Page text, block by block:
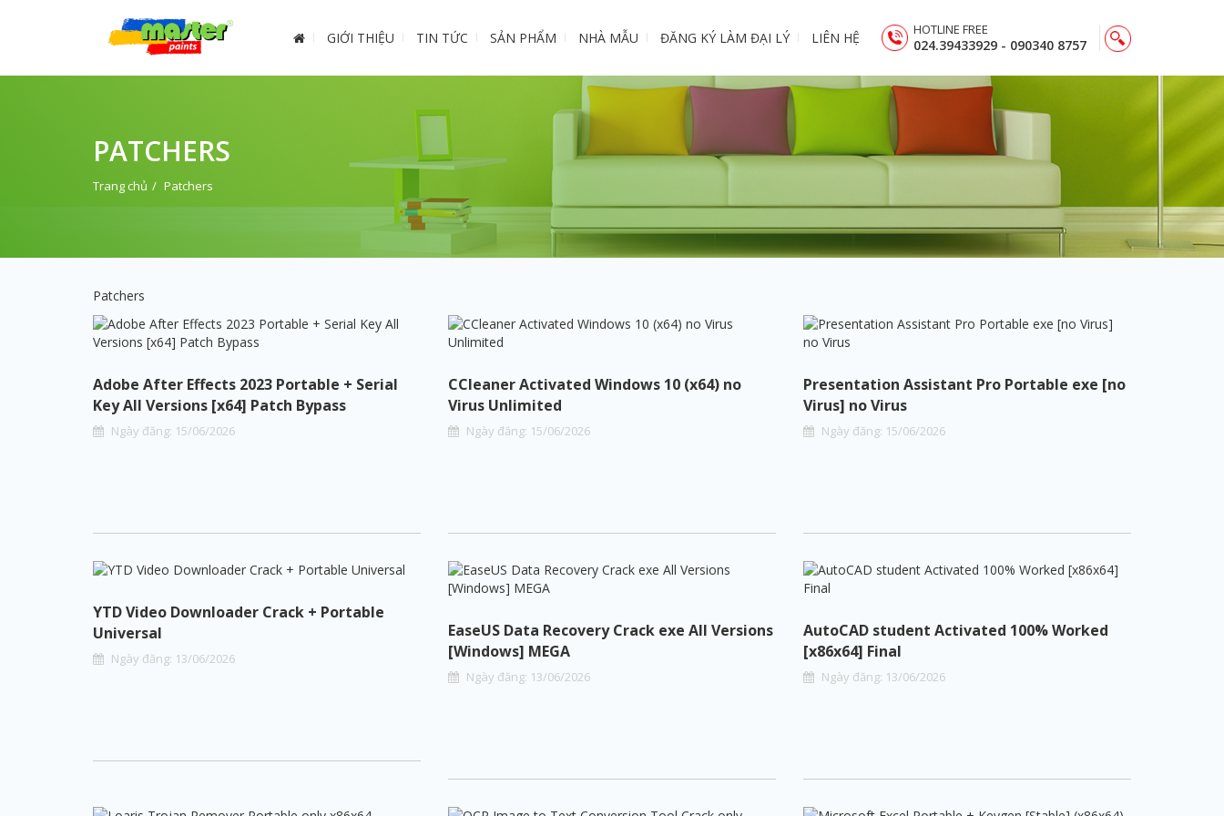
GIỚI THIỆU TIN TỨC SẢN PHẨM NHÀ MẪU ĐĂNG KÝ LÀM ĐẠI LÝ LIÊN HỆ HOTLINE FREE
024.39433929 - 090340 8757
PATCHERS
Trang chủ Patchers
Patchers
Adobe After Effects 2023 Portable + Serial
Key All Versions [x64] Patch Bypass
Ngày đăng: 15/06/2026
CCleaner Activated Windows 10 (x64) no
Virus Unlimited
Ngày đăng: 15/06/2026
Presentation Assistant Pro Portable exe [no
Virus] no Virus
Ngày đăng: 15/06/2026
YTD Video Downloader Crack + Portable
Universal
Ngày đăng: 13/06/2026
EaseUS Data Recovery Crack exe All Versions
[Windows] MEGA
Ngày đăng: 13/06/2026
AutoCAD student Activated 100% Worked
[x86x64] Final
Ngày đăng: 13/06/2026